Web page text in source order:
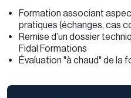
Formation associant
pratiques (échanges, cas
Remise d’un dossier
Fidal Formations
Évaluation "à chaud" de la